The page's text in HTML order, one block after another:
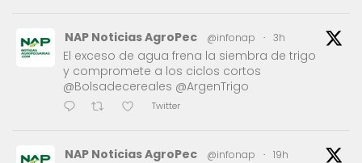
NAP Noticias AgroPec @infonap · 3h
El exceso de agua frena la siembra de trigo
y compromete a los ciclos cortos
@Bolsadecereales @ArgenTrigo
Twitter
NAP Noticias AgroPec @infonap · 19h